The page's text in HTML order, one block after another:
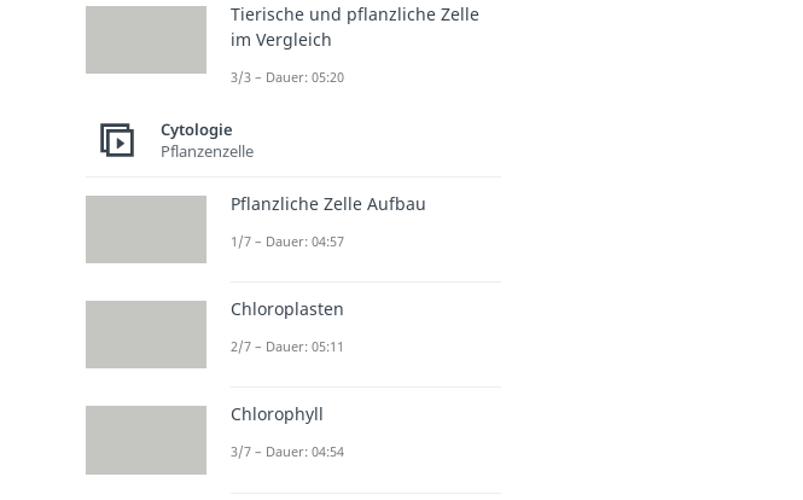
Tierische und pflanzliche Zelle
im Vergleich
3/3 – Dauer: 05:20
Cytologie
Pflanzenzelle
Pflanzliche Zelle Aufbau
1/7 – Dauer: 04:57
Chloroplasten
2/7 – Dauer: 05:11
Chlorophyll
3/7 – Dauer: 04:54